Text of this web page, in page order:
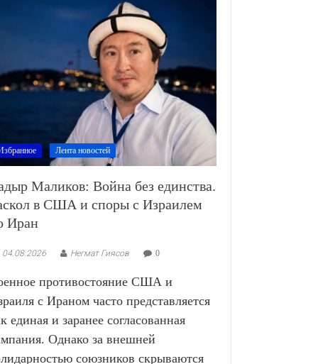
Лента новостей
Маликов: Война без единства.
в США и споры с Израилем
Иран
04.08.2026 Негмат Гиясов 0
противостояние США и
с Ираном часто представляется
единая и заранее согласованная
Однако за внешней
союзников скрываются